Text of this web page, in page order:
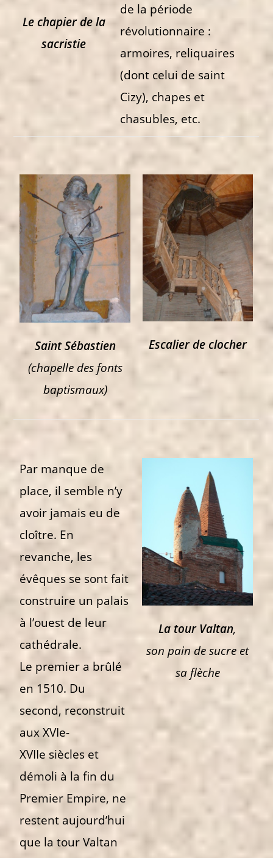
Le chapier de la
sacristie
de la période
révolutionnaire :
armoires, reliquaires
(dont celui de saint
Cizy), chapes et
chasubles, etc.
Saint Sébastien
(chapelle des fonts
baptismaux)
Escalier de clocher
Par manque de
place, il semble n’y
avoir jamais eu de
cloître. En
revanche, les
évêques se sont fait
construire un palais
à l’ouest de leur
cathédrale.
Le premier a brûlé
en 1510. Du
second, reconstruit
aux XVIe-
XVIIe siècles et
démoli à la fin du
Premier Empire, ne
restent aujourd’hui
que la tour Valtan
La tour Valtan,
son pain de sucre et
sa flèche